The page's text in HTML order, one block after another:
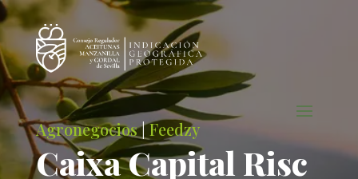
Agronegocios|Feedzy
Caixa Capital Risc